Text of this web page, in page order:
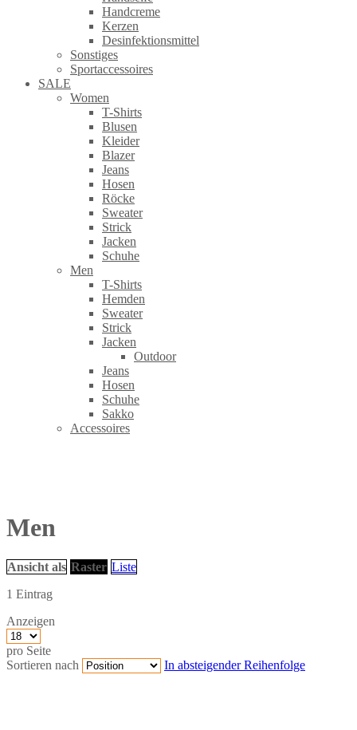
Handcreme
Kerzen
Desinfektionsmittel
Sonstiges
Sportaccessoires
SALE
Women
T-Shirts
Blusen
Kleider
Blazer
Jeans
Hosen
Röcke
Sweater
Strick
Jacken
Schuhe
Men
T-Shirts
Hemden
Sweater
Strick
Jacken
Outdoor
Jeans
Hosen
Schuhe
Sakko
Accessoires
Men
Ansicht als Raster Liste
1 Eintrag
Anzeigen
pro Seite
Sortieren nach
In absteigender Reihenfolge